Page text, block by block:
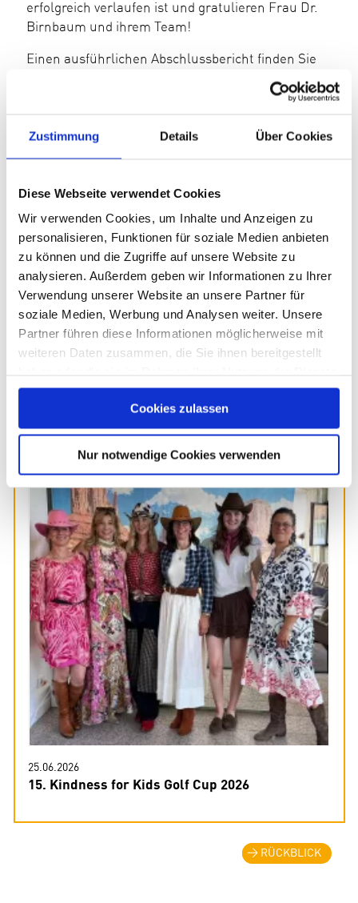
Zustimmung Details Über Cookies
Diese Webseite verwendet Cookies
Wir verwenden Cookies, um Inhalte und Anzeigen zu
personalisieren, Funktionen für soziale Medien anbieten
zu können und die Zugriffe auf unsere Website zu
analysieren. Außerdem geben wir Informationen zu Ihrer
Verwendung unserer Website an unsere Partner für
soziale Medien, Werbung und Analysen weiter. Unsere
Partner führen diese Informationen möglicherweise mit
weiteren Daten zusammen, die Sie ihnen bereitgestellt
gesammelt haben. Sie geben Einwilligung zu unseren
Cookies, wenn Sie unsere Webseite weiterhin nutzen.
Cookies zulassen
Nur notwendige Cookies verwenden
erfolgreich verlaufen ist und gratulieren Frau Dr.
Birnbaum und ihrem Team!
Einen ausführlichen Abschlussbericht finden Sie
Weitere Beiträge
25.06.2026
15. Kindness for Kids Golf Cup 2026
RÜCKBLICK